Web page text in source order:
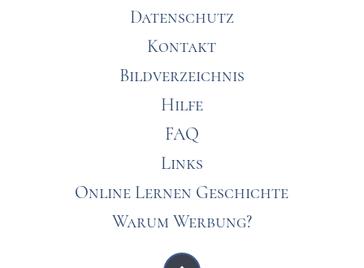
Datenschutz
Kontakt
Bildverzeichnis
Hilfe
FAQ
Links
Online Lernen Geschichte
Warum Werbung?